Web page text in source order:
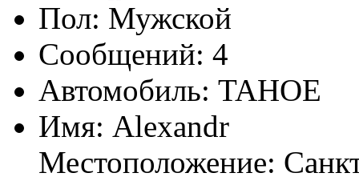
Пол:
Сообщений: 4
Автомобиль: TAHOE
Имя: Alexandr
Местоположение: